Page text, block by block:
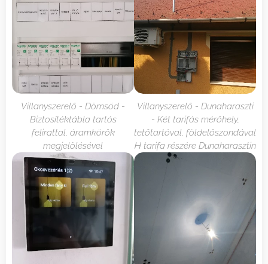
Villanyszerelő - Dömsöd -
Biztosítéktábla tartós
felirattal, áramkörök
megjelölésével
Villanyszerelő - Dunaharaszti
- Két tarifás mérőhely,
tetőtartóval, földelőszondával
H tarifa részére Dunaharasztin